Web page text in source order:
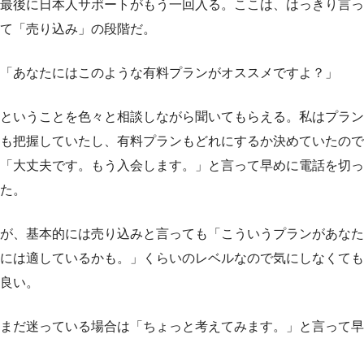
最後に日本人サポートがもう一回入る。ここは、はっきり言っ
て「売り込み」の段階だ。
「あなたにはこのような有料プランがオススメですよ？」
ということを色々と相談しながら聞いてもらえる。私はプラン
も把握していたし、有料プランもどれにするか決めていたので
「大丈夫です。もう入会します。」と言って早めに電話を切っ
た。
が、基本的には売り込みと言っても「こういうプランがあなた
には適しているかも。」くらいのレベルなので気にしなくても
良い。
まだ迷っている場合は「ちょっと考えてみます。」と言って早